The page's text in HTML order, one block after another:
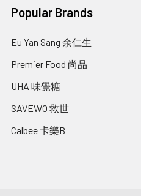
Popular Brands
Eu Yan Sang 余仁生
Premier Food 尚品
UHA 味覺糖
SAVEWO 救世
Calbee 卡樂B